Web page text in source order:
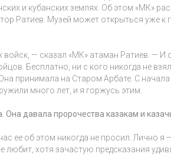
и кубанских землях. Об этом «МК»
Ратиев. Музей может открыться уже к
— сказал «МК» атаман Ратиев. — И
Бесплатно, ни с кого никогда не
принимала на Старом Арбате. С
много лет, и я горжусь этим.
давала пророчества казакам и
ее об этом никогда не просил. Лично я
любит, хотя зачастую предсказания